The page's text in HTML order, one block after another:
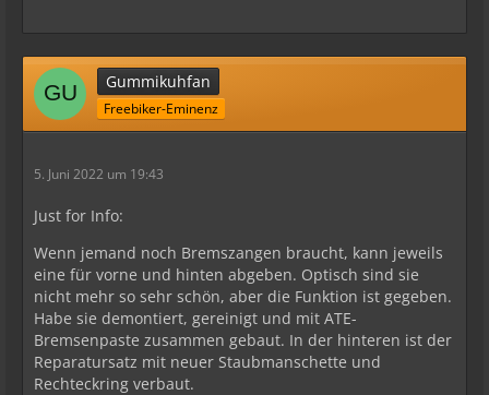
Gummikuhfan
Freebiker-Eminenz
5. Juni 2022 um 19:43
Just for Info:
Wenn jemand noch Bremszangen braucht, kann jeweils
eine für vorne und hinten abgeben. Optisch sind sie
nicht mehr so sehr schön, aber die Funktion ist gegeben.
Habe sie demontiert, gereinigt und mit ATE-
Bremsenpaste zusammen gebaut. In der hinteren ist der
Reparatursatz mit neuer Staubmanschette und
Rechteckring verbaut.